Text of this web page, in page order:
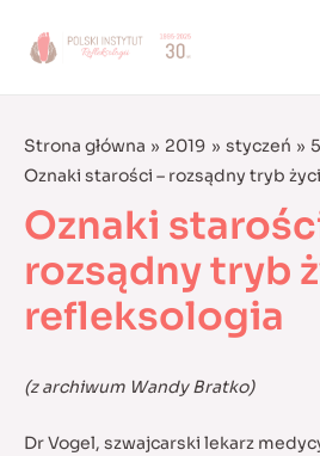
Strona główna 2019 styczeń
5
Oznaki starości – rozsądny tryb
Oznaki
rozsądny tryb
refleksologia
(z archiwum Wandy Bratko)
Dr Vogel, szwajcarski lekarz